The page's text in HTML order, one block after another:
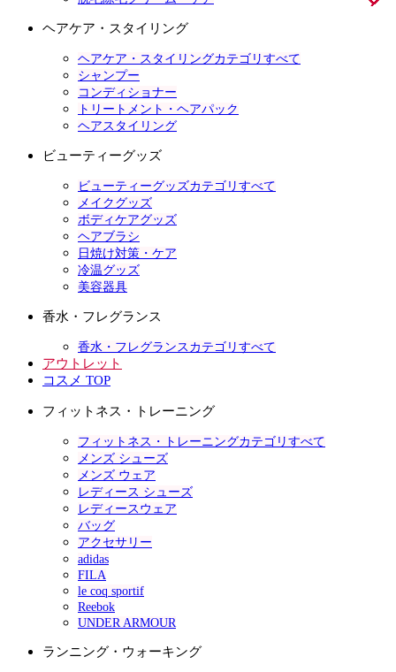
ヘアケア・スタイリング
ヘアケア・スタイリングカテゴリすべて
シャンプー
コンディショナー
トリートメント・ヘアパック
ヘアスタイリング
ビューティーグッズ
ビューティーグッズカテゴリすべて
メイクグッズ
ボディケアグッズ
ヘアブラシ
日焼け対策・ケア
冷温グッズ
美容器具
香水・フレグランス
香水・フレグランスカテゴリすべて
アウトレット
コスメ TOP
フィットネス・トレーニング
フィットネス・トレーニングカテゴリすべて
メンズ シューズ
メンズ ウェア
レディース シューズ
レディースウェア
バッグ
アクセサリー
adidas
FILA
le coq sportif
Reebok
UNDER ARMOUR
ランニング・ウォーキング